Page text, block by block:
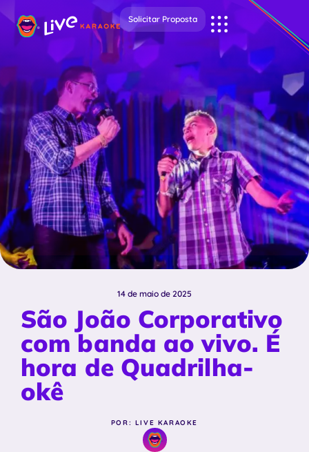
Solicitar Proposta
14 de maio de 2025
São João Corporativo
com banda ao vivo. É
hora de Quadrilha-
okê
POR: LIVE KARAOKE